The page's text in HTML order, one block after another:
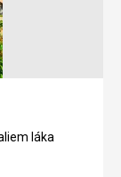
láka